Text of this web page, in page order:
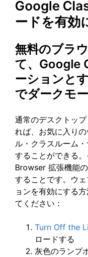
Google
ードを有効
無料のブラ
て、Google
ーションと
でダークモ
通常のデスクトッ
れば、お気に入り
ル・クラスルーム
することができる
Browser 拡張機能
することです。ウ
ョンを有効にする
てください：
Turn Off the
ロードする
灰色のランプ